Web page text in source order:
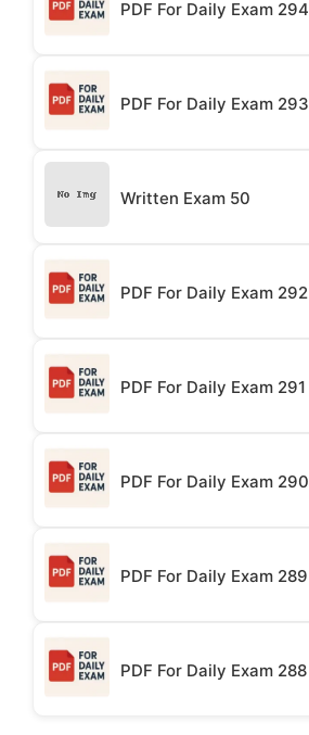
PDF For Daily Exam 294
PDF For Daily Exam 293
Written Exam 50
PDF For Daily Exam 292
PDF For Daily Exam 291
PDF For Daily Exam 290
PDF For Daily Exam 289
PDF For Daily Exam 288